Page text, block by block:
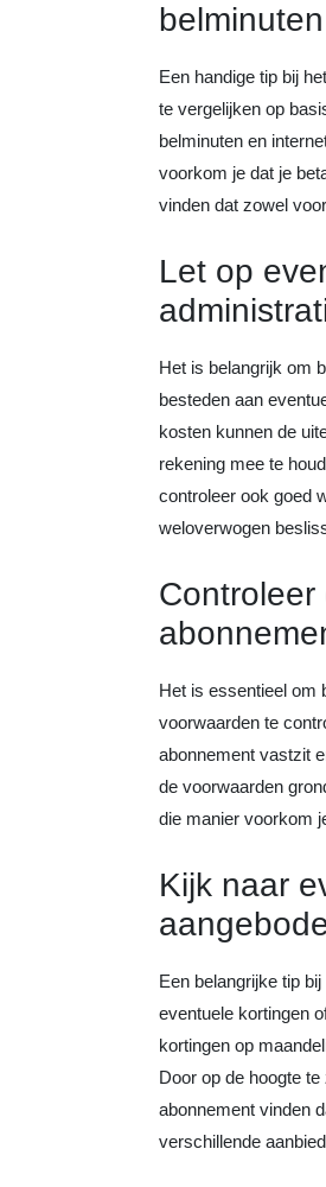
Een handige tip bij
te vergelijken op
belminuten en
voorkom je dat je
vinden dat zowel
Let op
Het is belangrijk om
besteden aan
kosten kunnen de
rekening mee te
controleer ook goed
weloverwogen
Het is essentieel om
voorwaarden te
abonnement vastzit
de voorwaarden
die manier voorkom
Kijk naar
Een belangrijke tip
eventuele kortingen
kortingen op
Door op de hoogte
abonnement vinden
verschillende